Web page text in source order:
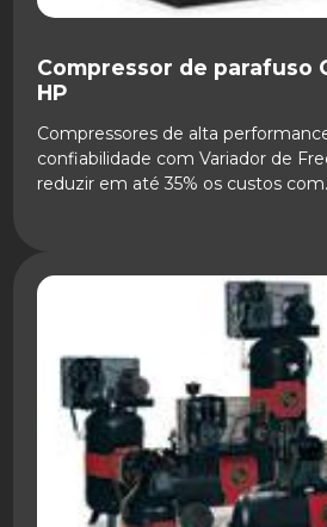
Compressor de parafuso
HP
Compressores de alta
confiabilidade com Variador de
reduzir em até 35% os custos
SAIBA MAIS